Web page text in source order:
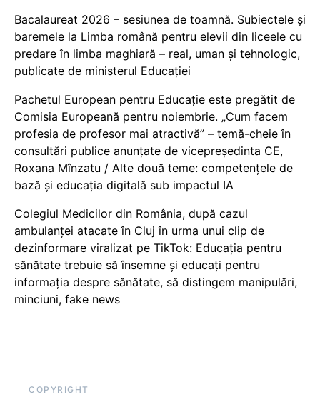
Bacalaureat 2026 – sesiunea de toamnă. Subiectele și
baremele la Limba română pentru elevii din liceele cu
predare în limba maghiară – real, uman și tehnologic,
publicate de ministerul Educației
Pachetul European pentru Educație este pregătit de
Comisia Europeană pentru noiembrie. „Cum facem
profesia de profesor mai atractivă” – temă-cheie în
consultări publice anunțate de vicepreședinta CE,
Roxana Mînzatu / Alte două teme: competențele de
bază și educația digitală sub impactul IA
Colegiul Medicilor din România, după cazul
ambulanței atacate în Cluj în urma unui clip de
dezinformare viralizat pe TikTok: Educația pentru
sănătate trebuie să însemne și educați pentru
informația despre sănătate, să distingem manipulări,
minciuni, fake news
COPYRIGHT